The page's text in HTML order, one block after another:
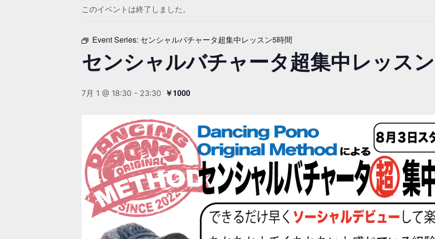
このイベントは終了しました。
Event Series: センシャルバチャータ超集中レッスン5時間
センシャルバチャータ超集中レッス
7月 1 @ 18:30 - 23:30 ￥1000